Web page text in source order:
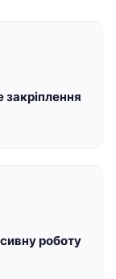
закріплення
роботу